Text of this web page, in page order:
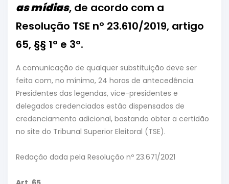
as mídias, de acordo com a
Resolução TSE nº 23.610/2019, artigo
65, §§ 1º e 3º.
A comunicação de qualquer substituição deve ser
feita com, no mínimo, 24 horas de antecedência.
Presidentes das legendas, vice-presidentes e
delegados credenciados estão dispensados de
credenciamento adicional, bastando obter a certidão
no site do Tribunal Superior Eleitoral (TSE).
Redação dada pela Resolução nº 23.671/2021